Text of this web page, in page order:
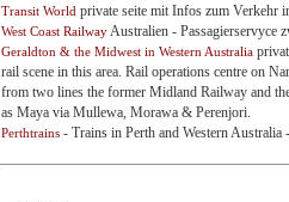
Transit World private seite mit Infos zum Verkehr
West Coast RailwayAustralien - Passagierservyce
Geraldton & the Midwest in Western Australia
rail scene in this area. Rail operations centre on
from two lines the former Midland Railway and
as Maya via Mullewa, Morawa & Perenjori.
Perthtrains - Trains in Perth and Western